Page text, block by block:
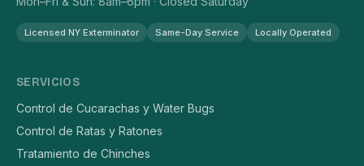
Licensed NY Exterminator Same-Day Service Locally Operated
SERVICIOS
Control de Cucarachas y Water Bugs
Control de Ratas y Ratones
Tratamiento de Chinches